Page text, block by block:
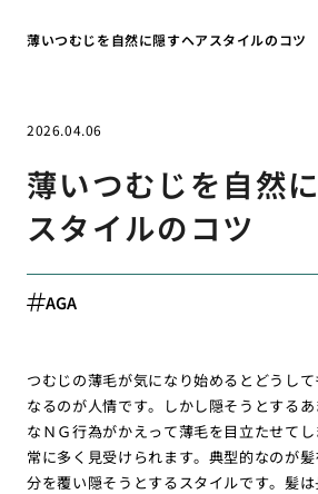
薄いつむじを自然に隠すヘアスタイルのコツ
2026.04.06
薄いつむじを自然
スタイルのコツ
AGA
つむじの薄毛が気になり始めるとどうし
なるのが人情です。しかし隠そうとする
なＮＧ行為がかえって薄毛を目立たせて
常に多く見受けられます。典型的なのが
分を覆い隠そうとするスタイルです。髪